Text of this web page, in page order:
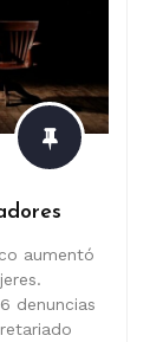
aumentó
denuncias